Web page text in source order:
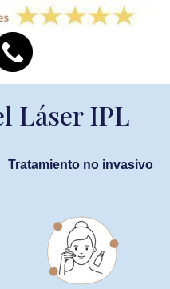
Láser IPL
Tratamiento no invasivo